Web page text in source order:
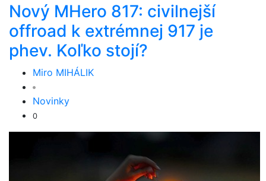
Nový MHero 817: civilnejší
offroad k extrémnej 917 je
phev. Koľko stojí?
Miro MIHÁLIK
Novinky
0